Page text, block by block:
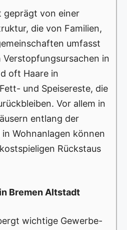
geprägt von einer
die von Familien,
umfasst
in
oft Haare in
und Speisereste, die
Vor allem in
entlang der
Wohnanlagen können
Rückstaus
Bremen Altstadt
wichtige Gewerbe-